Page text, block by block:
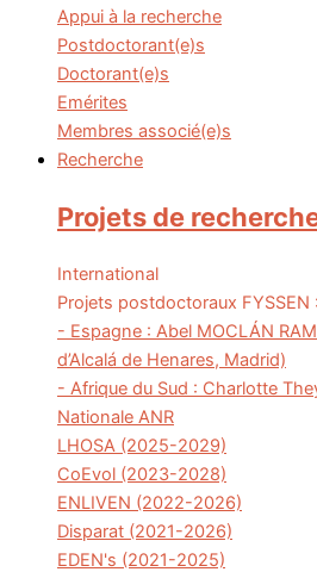
Appui à la recherche
Postdoctorant(e)s
Doctorant(e)s
Emérites
Membres associé(e)s
Recherche
Projets de
International
Projets postdoctoraux FYSSEN :
- Espagne : Abel MOCLÁN
d’Alcalá de Henares, Madrid)
- Afrique du Sud : Charlotte
Nationale ANR
LHOSA (2025-2029)
CoEvol (2023-2028)
ENLIVEN (2022-2026)
Disparat (2021-2026)
EDEN's (2021-2025)